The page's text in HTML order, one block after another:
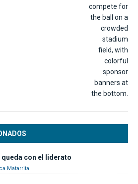
queda con el liderato
Matarrita